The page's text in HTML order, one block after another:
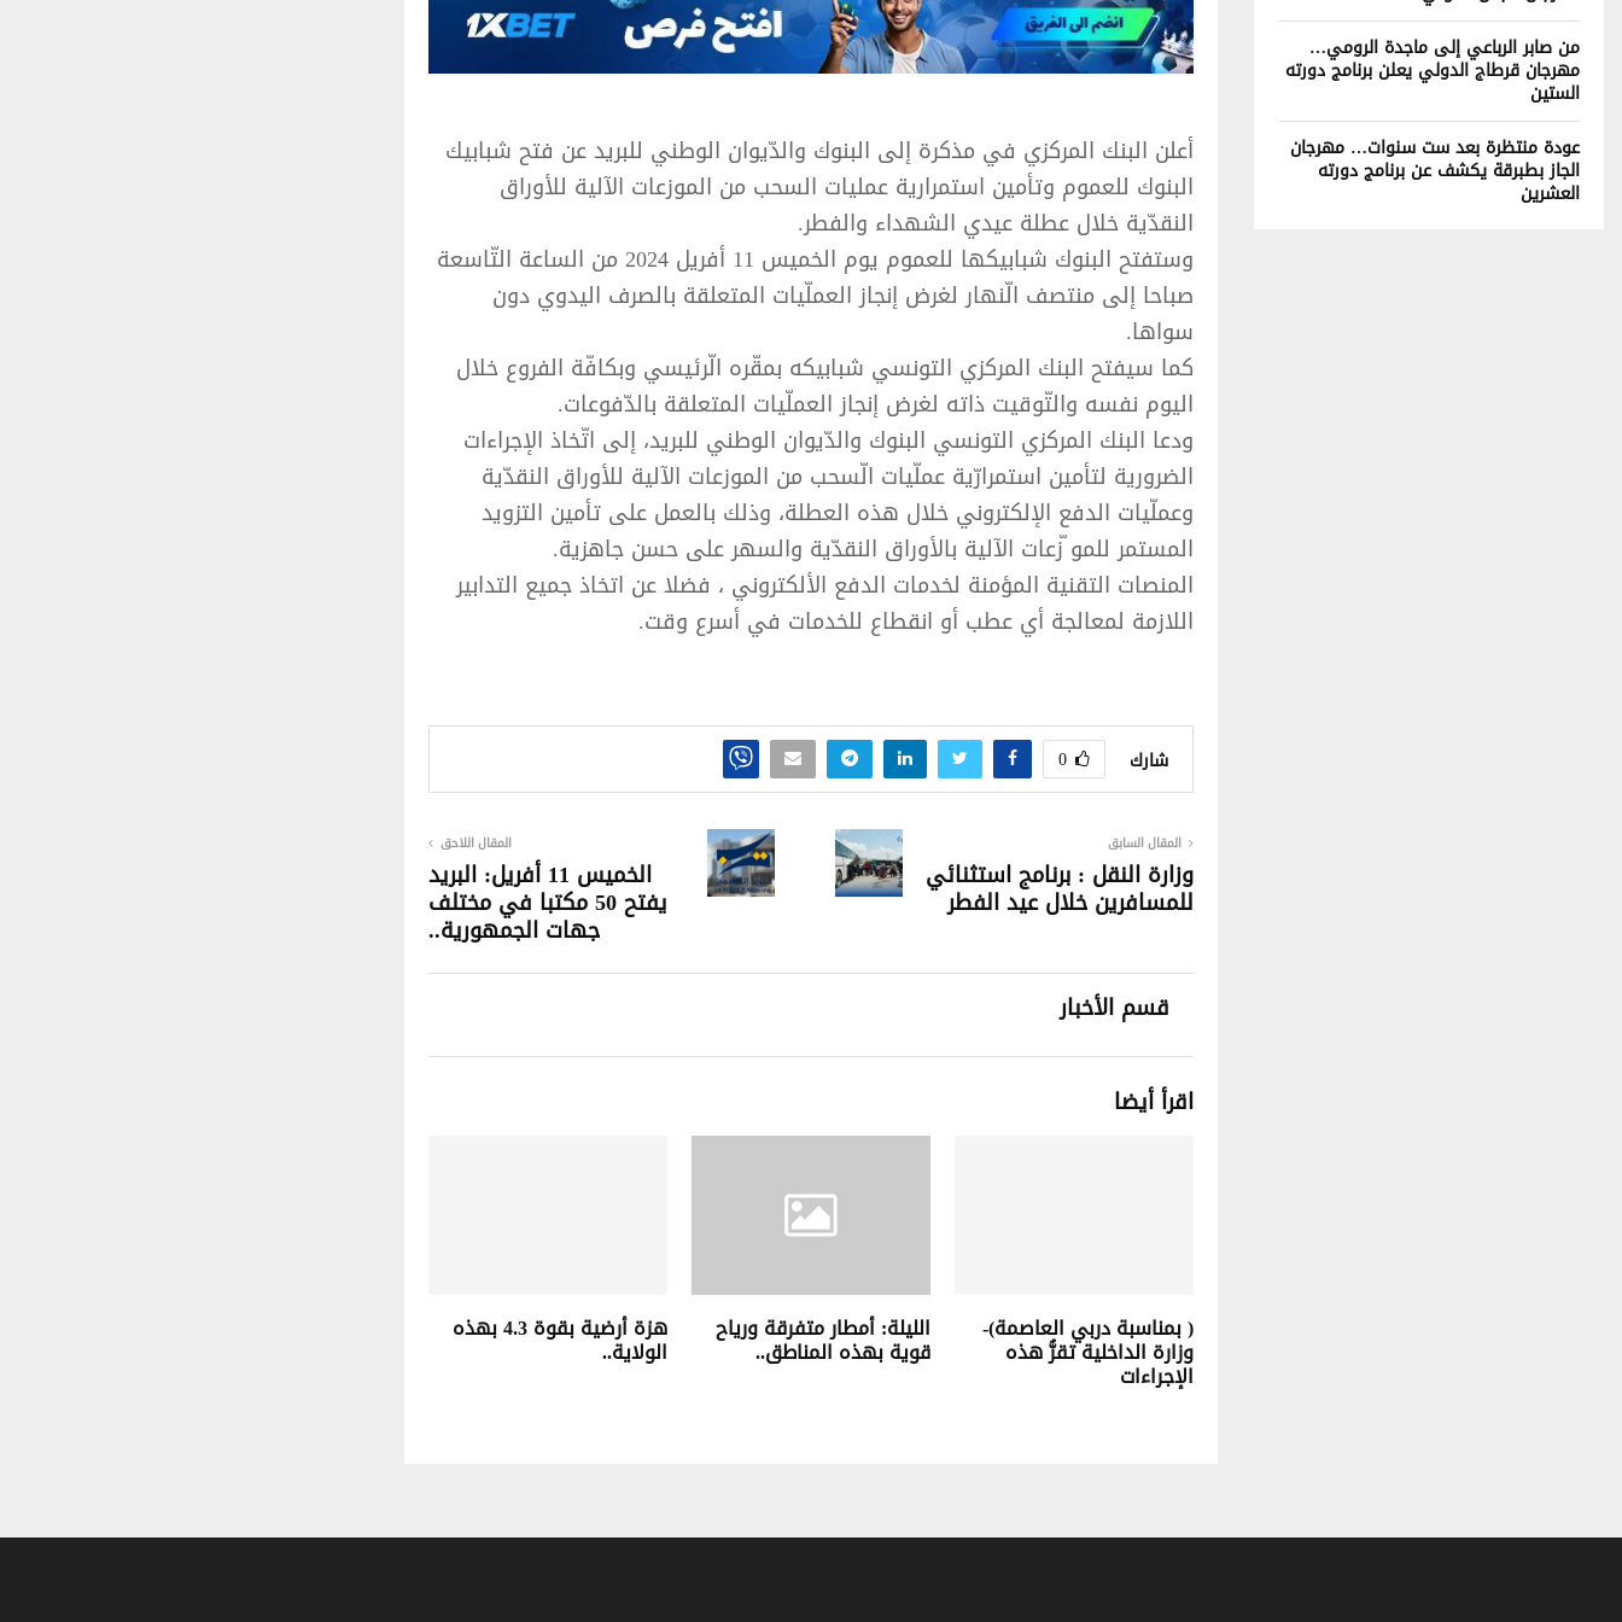
أعلن البنك المركزي في مذكرة إلى البنوك والدّيوان الوطني للبريد عن فتح شبابيك
البنوك للعموم وتأمين استمرارية عمليات السحب من الموزعات الآلية للأوراق
النقدّية خلال عطلة عيدي الشهداء والفطر.
وستفتح البنوك شبابيكها للعموم يوم الخميس 11 أفريل 2024 من الساعة التّاسعة
صباحا إلى منتصف الّنهار لغرض إنجاز العملّيات المتعلقة بالصرف اليدوي دون
سواها.
كما سيفتح البنك المركزي التونسي شبابيكه بمقّره الّرئيسي وبكافّة الفروع خلال
اليوم نفسه والتّوقيت ذاته لغرض إنجاز العملّيات المتعلقة بالدّفوعات.
ودعا البنك المركزي التونسي البنوك والدّيوان الوطني للبريد، إلى اتّخاذ الإجراءات
الضرورية لتأمين استمرارّية عملّيات الّسحب من الموزعات الآلية للأوراق النقدّية
وعملّيات الدفع الإلكتروني خلال هذه العطلة، وذلك بالعمل على تأمين التزويد
المستمر للمو ّزعات الآلية بالأوراق النقدّية والسهر على حسن جاهزية.
المنصات التقنية المؤمنة لخدمات الدفع الألكتروني ، فضلا عن اتخاذ جميع التدابير
اللازمة لمعالجة أي عطب أو انقطاع للخدمات في أسرع وقت.
شارك 0
المقال السابق
وزارة النقل : برنامج استثنائي
للمسافرين خلال عيد الفطر
المقال اللاحق
الخميس 11 أفريل: البريد
يفتح 50 مكتبا في مختلف
جهات الجمهورية..
قسم الأخبار
اقرأ أيضا
( بمناسبة دربي العاصمة)-
وزارة الداخلية تقرُّ هذه
الإجراءات
الليلة: أمطار متفرقة ورياح
قوية بهذه المناطق..
هزة أرضية بقوة 4.3 بهذه
الولاية..
من صابر الرباعي إلى ماجدة الرومي…
مهرجان قرطاج الدولي يعلن برنامج دورته
الستين
عودة منتظرة بعد ست سنوات… مهرجان
الجاز بطبرقة يكشف عن برنامج دورته
العشرين